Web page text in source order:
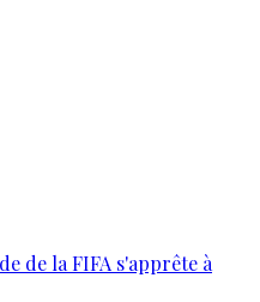
de la FIFA s'apprête à